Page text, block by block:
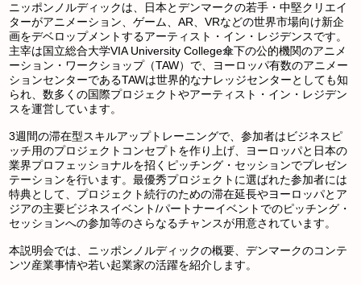
ニッポンノルディックは、日本とデンマークの若手・中堅クリエイ
ターがアニメーション、ゲーム、AR、VRなどの世界市場向け新企
画をデベロップメントするアーティスト・イン・レジデンスです。
主宰は国立総合大学VIA University College傘下の公的機関のアニメ
ーション・ワークショップ（TAW）で、ヨーロッパ有数のアニメー
ションセンターであるTAWは世界的なナレッジセンターとしても知
られ、数多くの国際プロジェクトやアーティスト・イン・レジデン
スを運営しています。
3週間の滞在型スキルアップトレーニングで、参加者はビジネスピ
ッチ用のプロジェクトコンセプトを作り上げ、ヨーロッパと日本の
業界プロフェッショナルを招くピッチング・セッションでプレゼン
テーションを行います。最優秀プロジェクトに選ばれた参加者には
特典として、プロジェクト続行のための滞在延長やヨーロッパとア
ジアの主要ビジネスイベント/パートナーイベントでのピッチング・
セッションへの参加等のさらなるチャンスが用意されています。
本説明会では、ニッポンノルディックの概要、デンマークのコンテ
ンツ産業事情や若い起業家の活躍を紹介します。